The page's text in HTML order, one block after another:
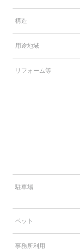
構造
用途地域
リフォーム等
駐車場
ペット
事務所利用